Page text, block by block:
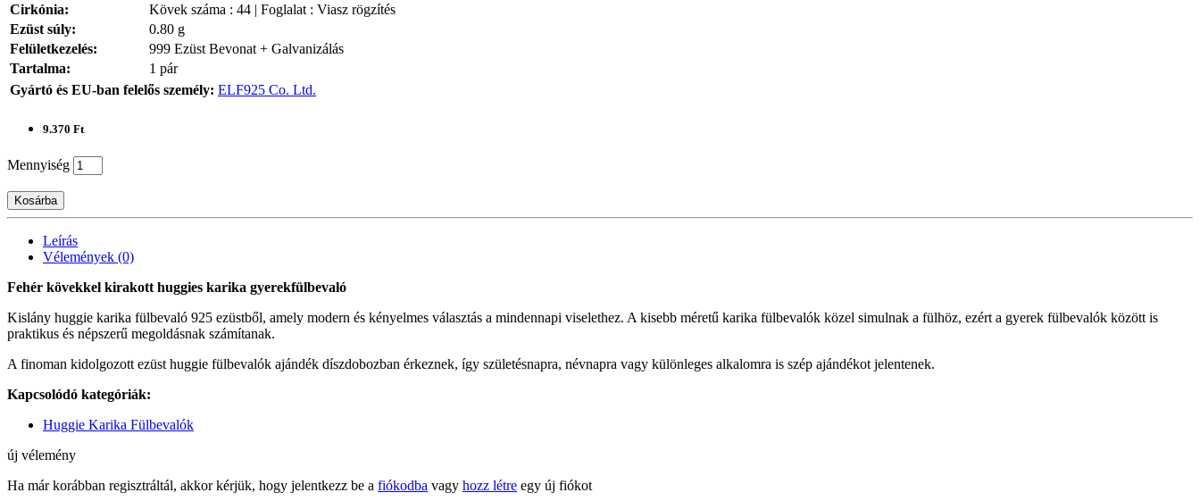
Cirkónia:
Kövek száma : 44 | Foglalat : Viasz rögzítés
Ezüst súly:
0.80 g
Felületkezelés:
999 Ezüst Bevonat + Galvanizálás
Tartalma:
1 pár
Gyártó és EU-ban felelős személy: ELF925 Co. Ltd.
9.370 Ft
Mennyiség
Kosárba
Leírás
Vélemények (0)
Fehér kövekkel kirakott huggies karika gyerekfülbevaló
Kislány huggie karika fülbevaló 925 ezüstből, amely modern és kényelmes választás a mindennapi viselethez. A kisebb méretű karika fülbevalók közel simulnak a fülhöz, ezért a gyerek fülbevalók között is
praktikus és népszerű megoldásnak számítanak.
A finoman kidolgozott ezüst huggie fülbevalók ajándék díszdobozban érkeznek, így születésnapra, névnapra vagy különleges alkalomra is szép ajándékot jelentenek.
Kapcsolódó kategóriák:
Huggie Karika Fülbevalók
új vélemény
Ha már korábban regisztráltál, akkor kérjük, hogy jelentkezz be a fiókodba vagy hozz létre egy új fiókot